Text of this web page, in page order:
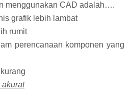
menggunakan CAD adalah….
grafik lebih lambat
rumit
perencanaan komponen yang